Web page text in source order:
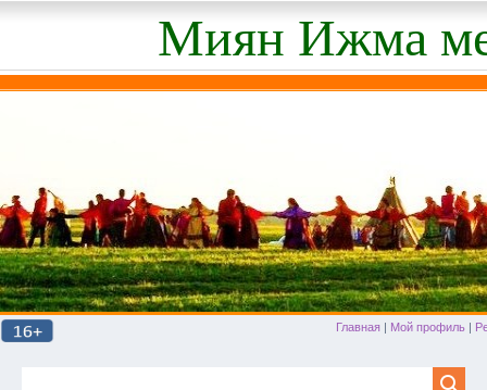
Миян Ижма
Главная | Мой профиль |